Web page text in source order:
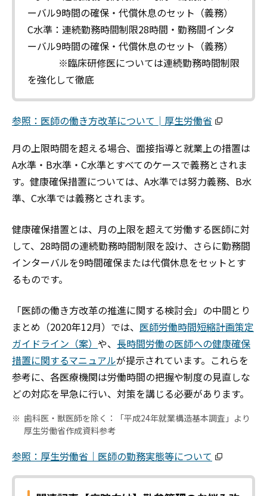
ーバル9時間の確保・代償休息のセット（義務）
C水準：連続勤務時間制限28時間・勤務間インタ
ーバル9時間の確保・代償休息のセット（義務）
※臨床研修医については連続勤務時間制限
を強化して徹底
参照：医師の働き方改革について│厚生労働省
月の上限時間を超える場合、面接指導と就業上の措置は
A水準・B水準・C水準とすべてのケースで義務とされま
す。健康確保措置については、A水準では努力義務、B水
準、C水準では義務とされます。
健康確保措置とは、月の上限を超えて労働する医師に対
して、28時間の連続勤務時間制限を設け、さらに勤務間
インターバルを9時間確保または代償休息をセットとす
るものです。
「医師の働き方改革の推進に関する検討会」の中間とり
まとめ（2020年12月）では、 医師労働時間短縮計画策定
ガイドライン（案） や、 長時間労働の医師への健康確保
措置に関するマニュアルが提示されています。これらを
参考に、各医療機関は労働時間の把握や制度の見直しな
どの対応を早急に行い、対策を講じる必要があります。
歯科医・獣医師を除く：「平成24年就業構造基本調査」より
厚生労働省作成資料参考
参照：厚生労働省｜医師の勤務実態等について